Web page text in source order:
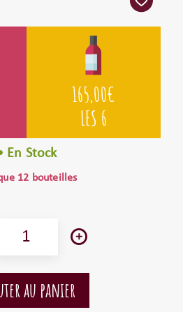
165,00€
LES 6
En Stock
12 bouteilles